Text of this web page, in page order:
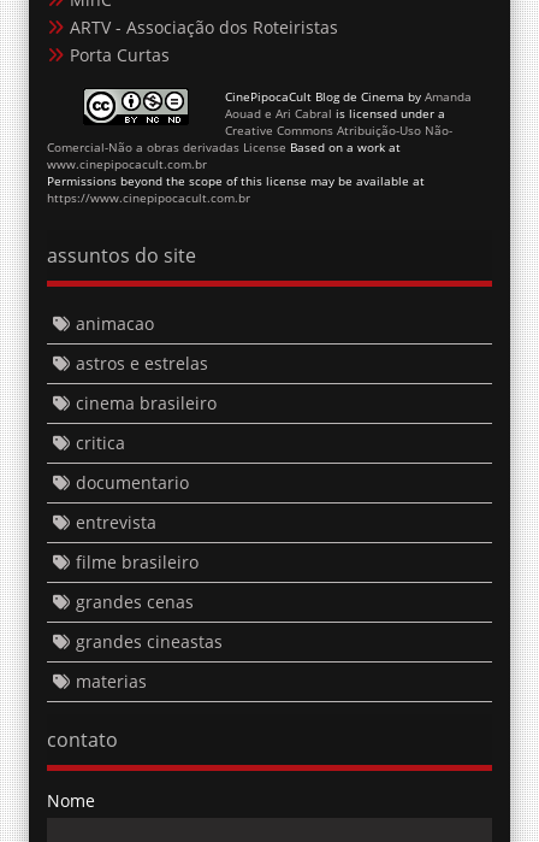
ARTV - Associação dos Roteiristas
Porta Curtas
CinePipocaCult Blog de Cinema by Amanda
Aouad e Ari Cabral is licensed under a
Creative Commons Atribuição-Uso Não-
Comercial-Não a obras derivadas License Based on a work at
www.cinepipocacult.com.br
Permissions beyond the scope of this license may be available at
https://www.cinepipocacult.com.br
assuntos do site
animacao
astros e estrelas
cinema brasileiro
critica
documentario
entrevista
filme brasileiro
grandes cenas
grandes cineastas
materias
contato
Nome